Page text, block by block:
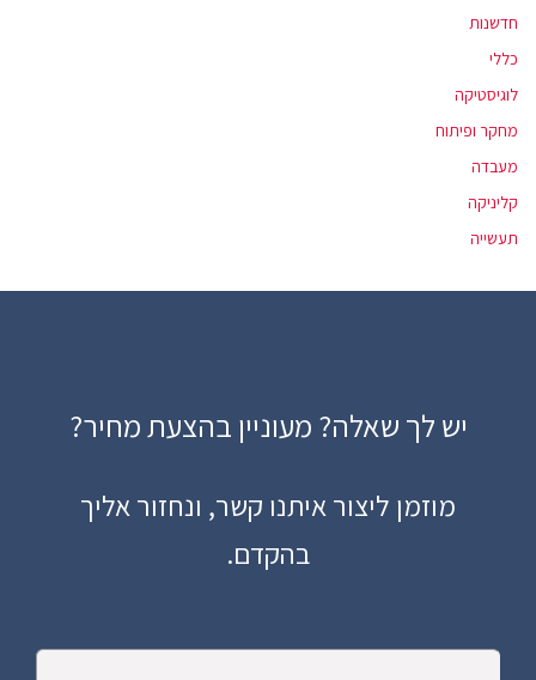
חדשנות
כללי
לוגיסטיקה
מחקר ופיתוח
מעבדה
קליניקה
תעשייה
יש לך שאלה? מעוניין בהצעת מחיר?
מוזמן ליצור איתנו קשר, ונחזור אליך
בהקדם.